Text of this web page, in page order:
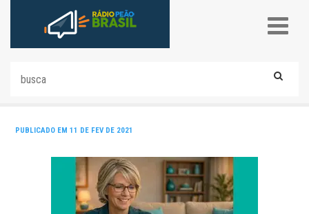
PUBLICADO EM 11 DE FEV DE 2021